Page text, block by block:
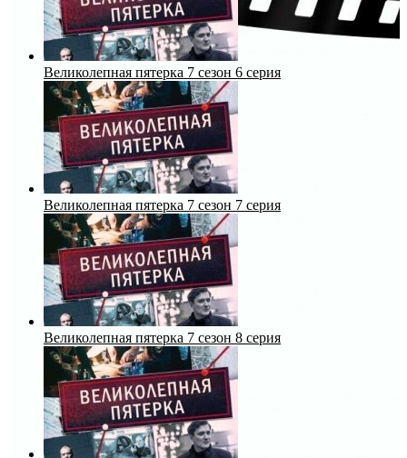
Великолепная пятерка 7 сезон 6 серия
Великолепная пятерка 7 сезон 7 серия
Великолепная пятерка 7 сезон 8 серия